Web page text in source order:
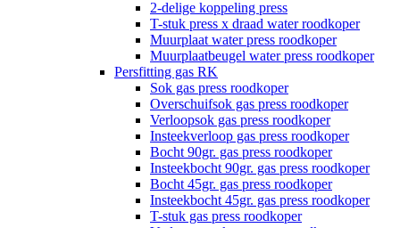
2-delige koppeling press
T-stuk press x draad water roodkoper
Muurplaat water press roodkoper
Muurplaatbeugel water press roodkoper
Persfitting gas RK
Sok gas press roodkoper
Overschuifsok gas press roodkoper
Verloopsok gas press roodkoper
Insteekverloop gas press roodkoper
Bocht 90gr. gas press roodkoper
Insteekbocht 90gr. gas press roodkoper
Bocht 45gr. gas press roodkoper
Insteekbocht 45gr. gas press roodkoper
T-stuk gas press roodkoper